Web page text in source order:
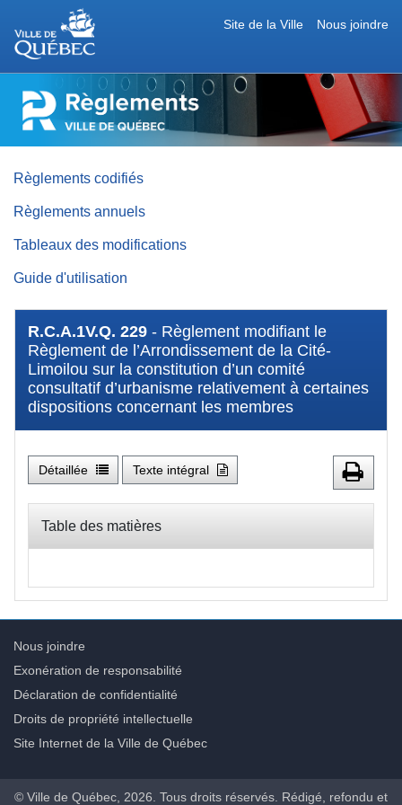
Nous joindre
Site de la Ville
RÈGLEMENTS
DE
QUÉBEC
Règlements codifiés
Règlements annuels
Tableaux des modifications
Guide d'utilisation
R.C.A.1V.Q. 229 - Règlement modifiant le
Règlement de l’Arrondissement de la Cité-
Limoilou sur la constitution d’un comité
consultatif d’urbanisme relativement à certaines
dispositions concernant les membres
Détaillée Texte intégral
Table des matières
Nous joindre
Exonération de responsabilité
Déclaration de confidentialité
Droits de propriété intellectuelle
Site Internet de la Ville de Québec
© Ville de Québec, 2026. Tous droits réservés. Rédigé, refondu et